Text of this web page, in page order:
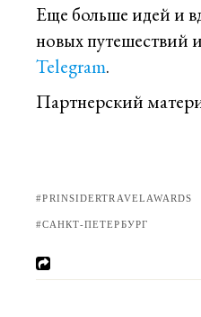
Еще больше идей и
новых путешествий
Telegram.
Партнерский
PRINSIDERTRAVELAWARDS
САНКТ-ПЕТЕРБУРГ